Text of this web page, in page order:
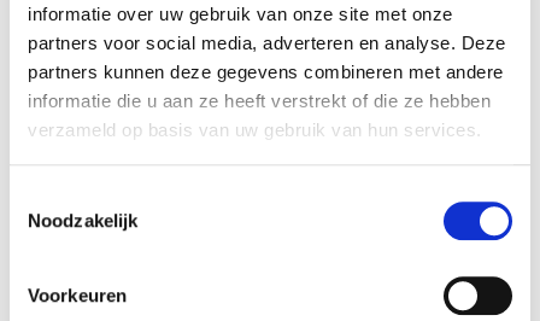
informatie over uw gebruik van onze site met onze
partners voor social media, adverteren en analyse. Deze
partners kunnen deze gegevens combineren met andere
informatie die u aan ze heeft verstrekt of die ze hebben
verzameld op basis van uw gebruik van hun services.
Noodzakelijk
Voorkeuren
Phase de vie:
Adulte
Goût:
Poulet
Caractéristiques de
santé:
Stérilisé
Prêt à l’emploi: